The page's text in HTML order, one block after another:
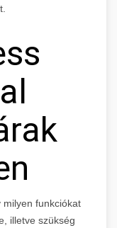
funkciókat
illetve szükség